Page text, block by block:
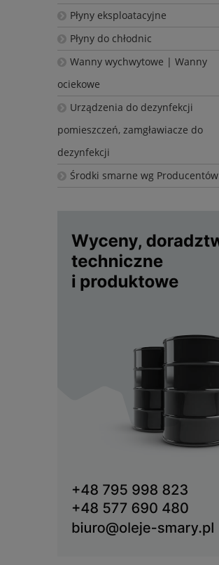
Płyny eksploatacyjne
Płyny do chłodnic
Wanny wychwytowe | Wanny
ociekowe
Urządzenia do dezynfekcji
pomieszczeń, zamgławiacze do
dezynfekcji
Środki smarne wg Producentów